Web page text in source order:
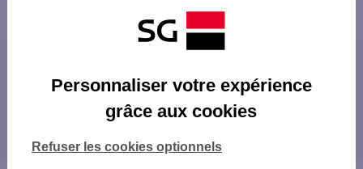
SAINT-JEAN-DE-BRAYE
Les agences SG dans les départements
18 CHER
Personnaliser votre expérience
grâce aux cookies
Refuser les cookies optionnels